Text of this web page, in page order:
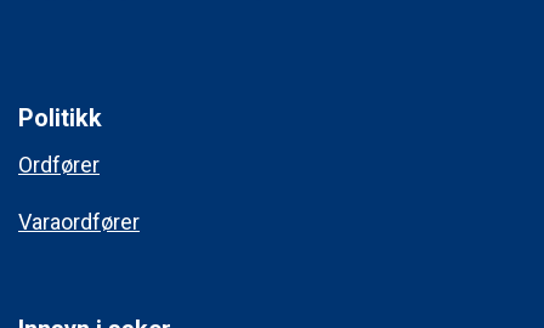
Politikk
Ordfører
Varaordfører